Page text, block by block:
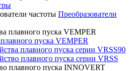
Преобразователи
пуска VEMPER
плавного пуска серии VRSS90
плавного пуска серии VRSS